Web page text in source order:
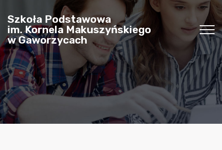
Szkoła Podstawowa
im. Kornela Makuszyńskiego
w Gaworzycach